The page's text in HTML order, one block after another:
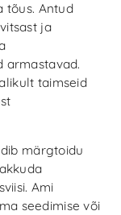
tõus. Antud
ja
armastavad.
taimseid
märgtoidu
Ami
seedimise või